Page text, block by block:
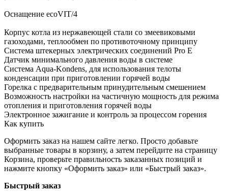
Оснащение ecoVIT/4
Корпус котла из нержавеющей стали со змеевиковыми
газоходами, теплообмен по противоточному принципу
Система штекерных электрических соединений Pro E
Датчик минимального давления воды в системе
Система Aqua-Kondens, для использования телоты
конденсации при приготовлении горячей воды
Горелка с предварительным принудительным смешением
Возможность настройки на частичную мощность для режима
отопления и приготовления горячей воды
Электронное зажигание и контроль за процессом горения
Как купить
Оформить заказ на нашем сайте легко. Просто добавьте
выбранные товары в корзину, а затем перейдите на страницу
Корзина, проверьте правильность заказанных позиций и
нажмите кнопку «Оформить заказ» или «Быстрый заказ».
Быстрый заказ